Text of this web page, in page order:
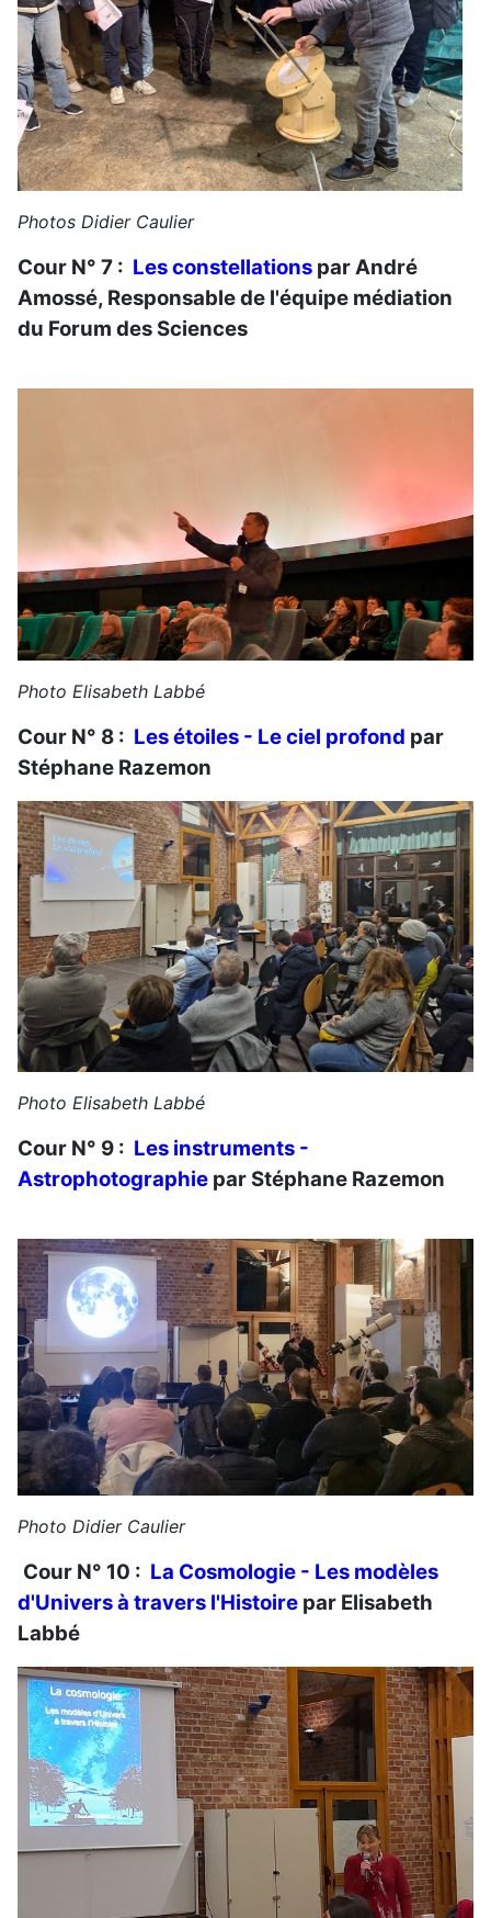
Photos Didier Caulier
Cour N° 7 : Les constellations par André
Amossé, Responsable de l'équipe médiation
du Forum des Sciences
Photo Elisabeth Labbé
Cour N° 8 : Les étoiles - Le ciel profond par
Stéphane Razemon
Photo Elisabeth Labbé
Cour N° 9 : Les instruments -
Astrophotographie par Stéphane Razemon
Photo Didier Caulier
Cour N° 10 : La Cosmologie - Les modèles
d'Univers à travers l'Histoire par Elisabeth
Labbé